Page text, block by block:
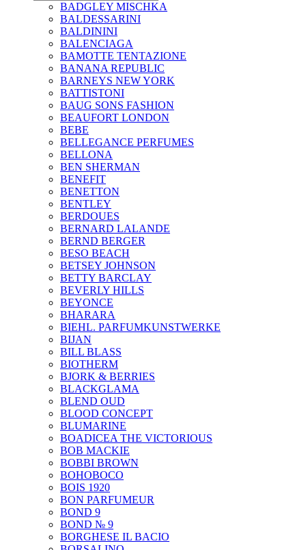
BADGLEY MISCHKA
BALDESSARINI
BALDININI
BALENCIAGA
BAMOTTE TENTAZIONE
BANANA REPUBLIC
BARNEYS NEW YORK
BATTISTONI
BAUG SONS FASHION
BEAUFORT LONDON
BEBE
BELLEGANCE PERFUMES
BELLONA
BEN SHERMAN
BENEFIT
BENETTON
BENTLEY
BERDOUES
BERNARD LALANDE
BERND BERGER
BESO BEACH
BETSEY JOHNSON
BETTY BARCLAY
BEVERLY HILLS
BEYONCE
BHARARA
BIEHL. PARFUMKUNSTWERKE
BIJAN
BILL BLASS
BIOTHERM
BJORK & BERRIES
BLACKGLAMA
BLEND OUD
BLOOD CONCEPT
BLUMARINE
BOADICEA THE VICTORIOUS
BOB MACKIE
BOBBI BROWN
BOHOBOCO
BOIS 1920
BON PARFUMEUR
BOND 9
BOND № 9
BORGHESE IL BACIO